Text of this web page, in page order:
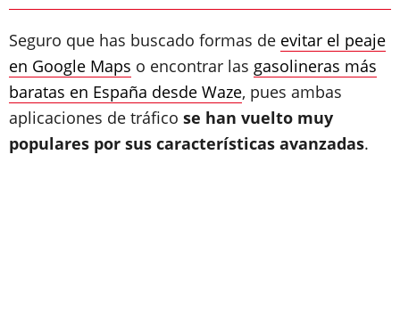
Seguro que has buscado formas de evitar el peaje
en Google Maps o encontrar las gasolineras más
baratas en España desde Waze, pues ambas
aplicaciones de tráfico se han vuelto muy
populares por sus características avanzadas.